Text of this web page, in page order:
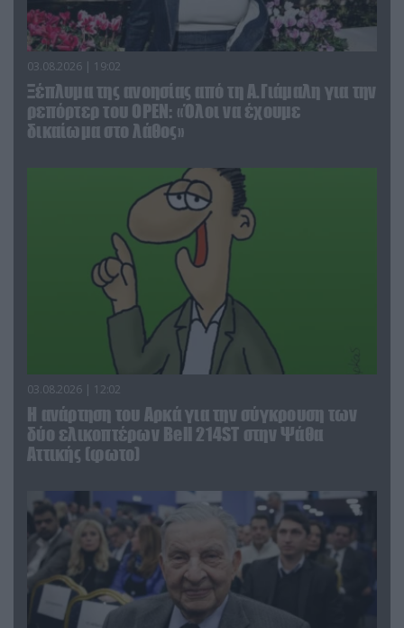
03.08.2026 | 19:02
Ξέπλυμα της ανοησίας από τη Α.Γιάμαλη για την
ρεπόρτερ του ΟΡΕΝ: «Όλοι να έχουμε
δικαίωμα στο λάθος»
03.08.2026 | 12:02
Η ανάρτηση του Αρκά για την σύγκρουση των
δύο ελικοπτέρων Bell 214ST στην Ψάθα
Αττικής (φωτο)